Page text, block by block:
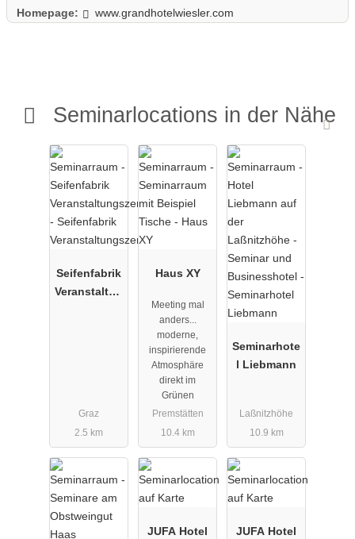
Homepage: www.grandhotelwiesler.com
Seminarlocations in der Nähe
Seifenfabrik
Veranstaltun
Graz
2.5 km
Haus XY
Meeting mal
anders...
moderne,
inspirierende
Atmosphäre
direkt im
Grünen
Premstätten
10.4 km
Seminarhote
l Liebmann
Laßnitzhöhe
10.9 km
JUFA Hotel
JUFA Hotel